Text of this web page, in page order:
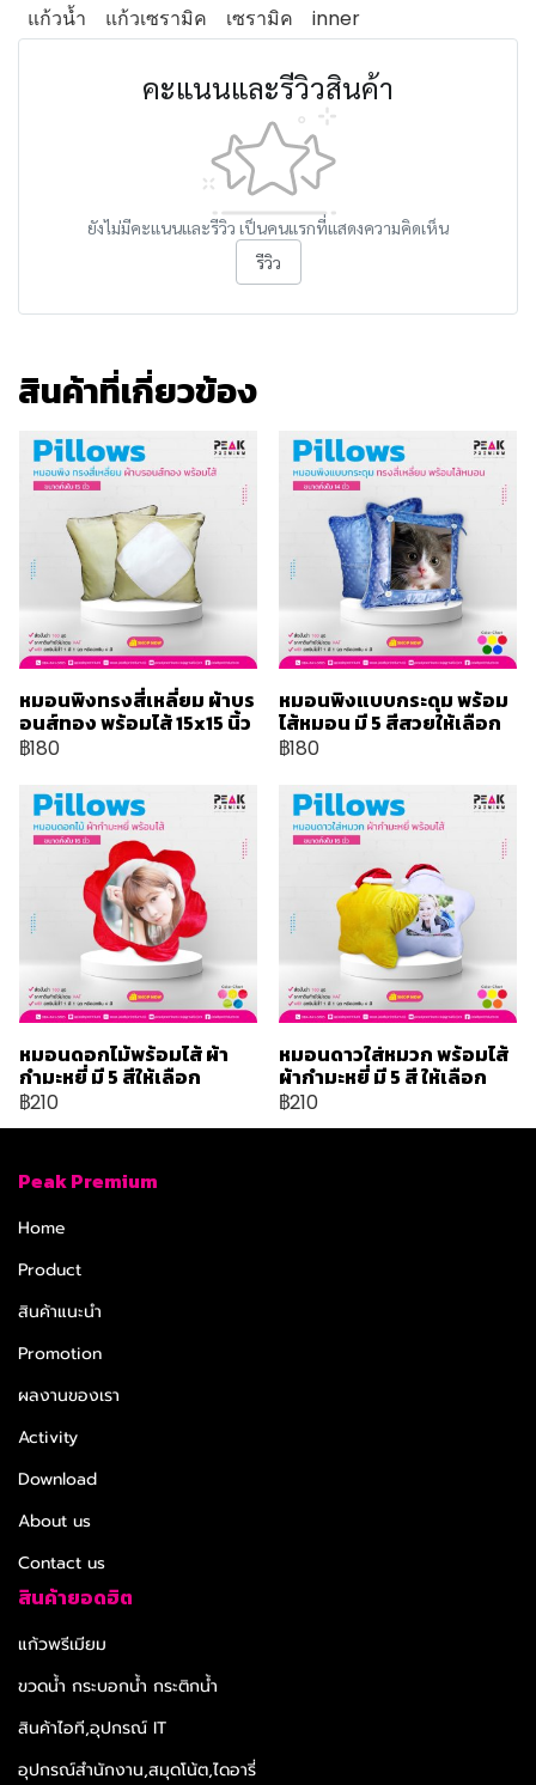
แก้วน้ำ แก้วเซรามิค เซรามิค inner
คะแนนและรีวิวสินค้า
ยังไม่มีคะแนนและรีวิว เป็นคนแรกที่แสดงความคิดเห็น
รีวิว
สินค้าที่เกี่ยวข้อง
หมอนพิงทรงสี่เหลี่ยม ผ้าบร
อนส์ทอง พร้อมไส้ 15x15 นิ้ว
฿180
หมอนพิงแบบกระดุม พร้อม
ไส้หมอน มี 5 สีสวยให้เลือก
฿180
หมอนดอกไม้พร้อมไส้ ผ้า
กำมะหยี่ มี 5 สีให้เลือก
฿210
หมอนดาวใส่หมวก พร้อมไส้
ผ้ากำมะหยี่ มี 5 สี ให้เลือก
฿210
Peak Premium
Home
Product
สินค้าแนะนำ
Promotion
ผลงานของเรา
Activity
Download
About us
Contact us
สินค้ายอดฮิต
แก้วพรีเมียม
ขวดน้ำ กระบอกน้ำ กระติกน้ำ
สินค้าไอที,อุปกรณ์ IT
อุปกรณ์สำนักงาน,สมุดโน้ต,ไดอารี่